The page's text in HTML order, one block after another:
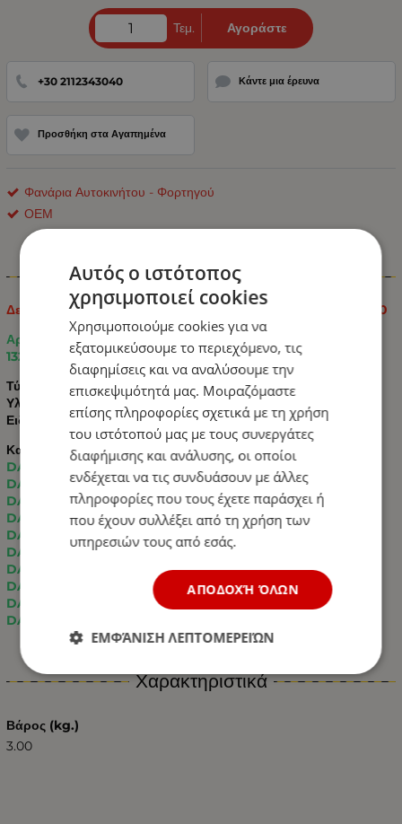
Τεμ. Αγοράστε
+30 2112343040 Κάντε μια έρευνα
Προσθήκη στα Αγαπημένα
Φανάρια Αυτοκινήτου - Φορτηγού
ΟΕΜ
Πληροφορίες
Δεξί Φανάρι Ομίχλης LED για Φορτηγό DAF 95 OEM: 1328860
Αριθμοί εξαρτημάτων κατασκευαστή OEM
1328860
Τύπος προϊόντοςΦανός ομίχλης
Υλικό ABS+PP
Ειδικά χαρακτηριστικά Plug and Play
Κατάλληλο για:
DAF 65CF (1998 - 2001)
DAF 75CF (1998 - 2001)
DAF 85CF (1998 - 2001)
DAF CF65 (2001 - 2013)
DAF CF75 (2001 - 2013)
DAF CF85 (2001 - 2013)
DAF LF45 (2001 - 2013)
DAF LF55 (2001 - 2013)
DAF 95XF (1997 - 2001)
DAF XF95 (2001 - 2005)
Χαρακτηριστικά
Βάρος (kg.)
3.00
Αυτός ο ιστότοπος
χρησιμοποιεί cookies
Χρησιμοποιούμε cookies για να
εξατομικεύσουμε το περιεχόμενο, τις
διαφημίσεις και να αναλύσουμε την
επισκεψιμότητά μας. Μοιραζόμαστε
επίσης πληροφορίες σχετικά με τη χρήση
του ιστότοπού μας με τους συνεργάτες
διαφήμισης και ανάλυσης, οι οποίοι
ενδέχεται να τις συνδυάσουν με άλλες
πληροφορίες που τους έχετε παράσχει ή
που έχουν συλλέξει από τη χρήση των
υπηρεσιών τους από εσάς.
ΑΠΟΔΟΧΉ ΌΛΩΝ
ΕΜΦΆΝΙΣΗ ΛΕΠΤΟΜΕΡΕΙΏΝ